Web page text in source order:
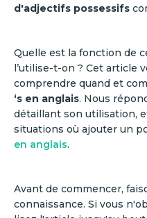
d'adjectifs possessifs
Quelle est la fonction de
l’utilise-t-on ? Cet article
comprendre quand et
‘s en anglais. Nous
détaillant son utilisation,
situations où ajouter un
en anglais.
Avant de commencer,
connaissance. Si vous